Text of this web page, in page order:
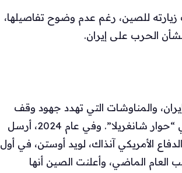
زيارته للصين، رغم عدم وضوح تفاصيلها،
الحرب على إيران.
والمناوشات التي تهدد جهود وقف
الحرب، يجعل من غير المرجح مناقشة أي تفاهم محتمل في “حوار شانغريلا”. وفي عام 2024، أرسل
الأمريكي آنذاك، لويد أوستن، في أول
18 شهراً. لكن دونغ تغيب العام الماضي، وأعلنت الصين أنها